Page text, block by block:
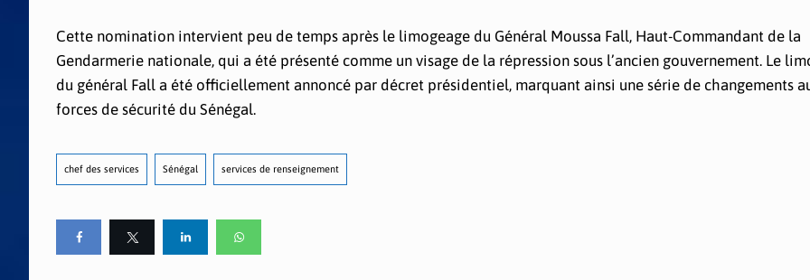
Cette nomination intervient peu de temps après le limogeage du Général Moussa Fall, Haut-Commandant de la
Gendarmerie nationale, qui a été présenté comme un visage de la répression sous l’ancien gouvernement. Le
du général Fall a été officiellement annoncé par décret présidentiel, marquant ainsi une série de changements
forces de sécurité du Sénégal.
chef des services Sénégal services de renseignement